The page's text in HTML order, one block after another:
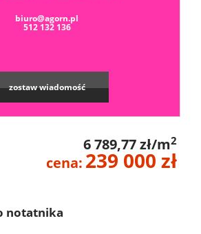
biuro@agorn.pl
512 132 136
zostaw wiadomość
6 789,77 zł/m2
cena: 239 000 zł
notatnika